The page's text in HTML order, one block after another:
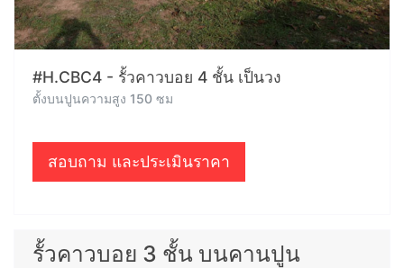
#H.CBC4 - รั้วคาวบอย 4 ชั้น เป็นวง
ตั้งบนปูนความสูง 150 ซม
สอบถาม และประเมินราคา
รั้วคาวบอย 3 ชั้น บนคานปูน